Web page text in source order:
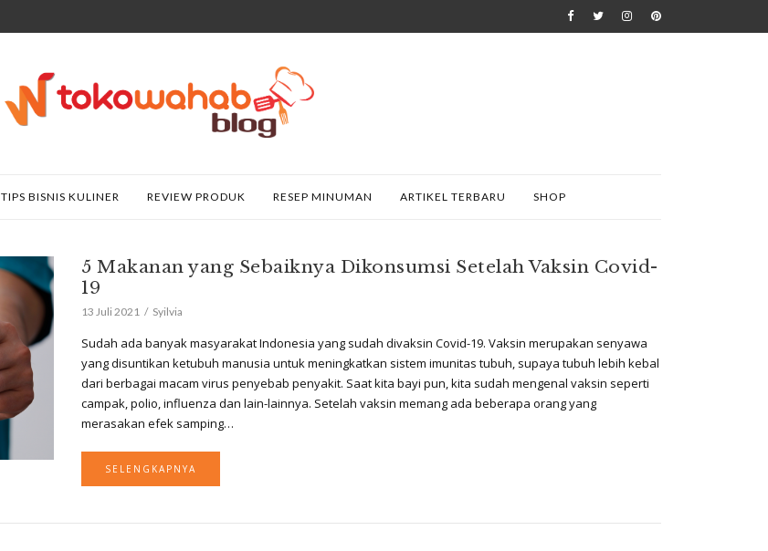
TIPS BISNIS KULINER REVIEW PRODUK RESEP MINUMAN ARTIKEL TERBARU SHOP
5 Makanan yang Sebaiknya Dikonsumsi Setelah Vaksin Covid-
19
13 Juli 2021 Syilvia
Sudah ada banyak masyarakat Indonesia yang sudah divaksin Covid-19. Vaksin merupakan senyawa
yang disuntikan ketubuh manusia untuk meningkatkan sistem imunitas tubuh, supaya tubuh lebih kebal
dari berbagai macam virus penyebab penyakit. Saat kita bayi pun, kita sudah mengenal vaksin seperti
campak, polio, influenza dan lain-lainnya. Setelah vaksin memang ada beberapa orang yang
merasakan efek samping…
SELENGKAPNYA